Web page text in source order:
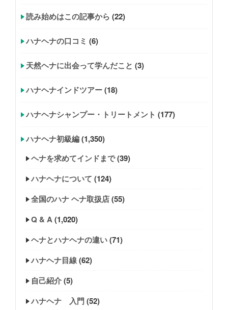
読み始めはこの記事から (22)
ハナヘナの口コミ (6)
天然ヘナに出会って学んだこと (3)
ハナヘナインドツアー(18)
ハナヘナシャンプー・トリートメント (177)
ハナヘナ初級編(1,350)
ヘナを求めてインドまで(39)
ハナヘナについて (124)
全国のハナ ヘナ取扱店(55)
Q & A(1,020)
ヘナとハナヘナの違い(71)
ハナヘナ目線(62)
自己紹介(5)
ハナヘナ 入門(52)